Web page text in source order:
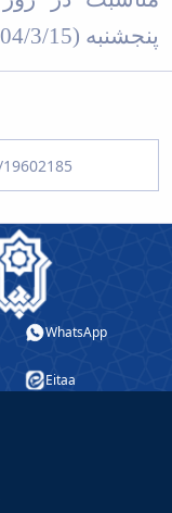
پنجشنبه (1404/3/15) تعطیل می باشد
WhatsApp
Eitaa